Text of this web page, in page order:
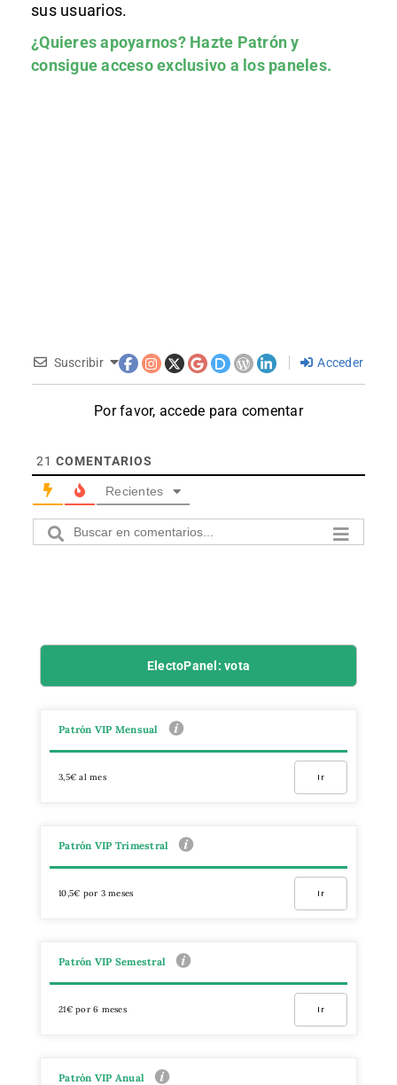
sus usuarios.
¿Quieres apoyarnos? Hazte Patróny
consigue acceso exclusivo a los paneles.
Suscribir Acceder
Por favor, accede para comentar
21 COMENTARIOS
Recientes
ElectoPanel: vota
Patrón VIP Mensual
3,5€ al mes Ir
Patrón VIP Trimestral
10,5€ por 3 meses Ir
Patrón VIP Semestral
21€ por 6 meses Ir
Patrón VIP Anual